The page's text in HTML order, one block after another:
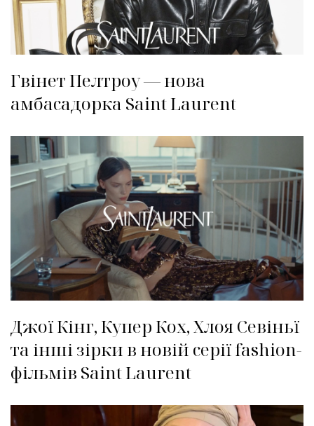
Гвінет Пелтроу — нова
амбасадорка Saint Laurent
Джої Кінг, Купер Кох, Хлоя Севіньї
та інші зірки в новій серії fashion-
фільмів Saint Laurent